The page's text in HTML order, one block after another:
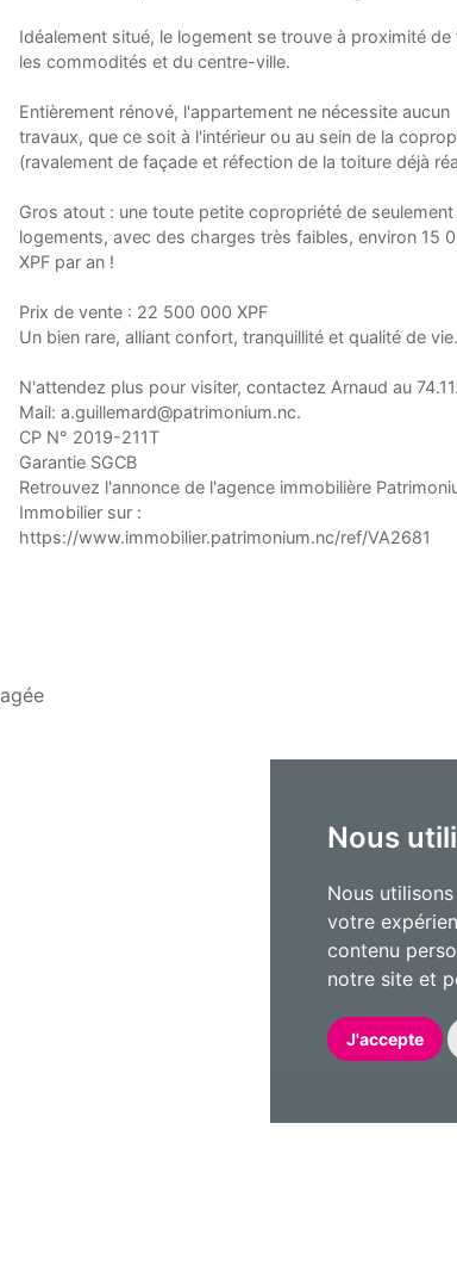
Nous
Nous
votre
contenu
notre site et
J'accepte
Idéalement situé, le logement se trouve à proximité de
les commodités et du centre-ville.
Entièrement rénové, l'appartement ne nécessite aucun
travaux, que ce soit à l'intérieur ou au sein de la
(ravalement de façade et réfection de la toiture déjà
Gros atout : une toute petite copropriété de seulement
logements, avec des charges très faibles, environ 15
XPF par an !
Prix de vente : 22 500 000 XPF
Un bien rare, alliant confort, tranquillité et qualité de vie.
N'attendez plus pour visiter, contactez Arnaud au
Mail: a.guillemard@patrimonium.nc.
CP N° 2019-211T
Garantie SGCB
Retrouvez l'annonce de l'agence immobilière
Immobilier sur :
https://www.immobilier.patrimonium.nc/ref/VA2681